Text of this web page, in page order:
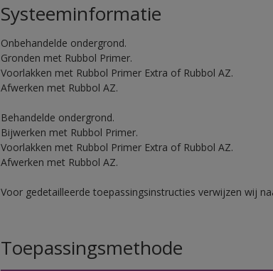
Systeeminformatie
Onbehandelde ondergrond.
Gronden met Rubbol Primer.
Voorlakken met Rubbol Primer Extra of Rubbol AZ.
Afwerken met Rubbol AZ.
Behandelde ondergrond.
Bijwerken met Rubbol Primer.
Voorlakken met Rubbol Primer Extra of Rubbol AZ.
Afwerken met Rubbol AZ.
Voor gedetailleerde toepassingsinstructies verwijzen wij
Toepassingsmethode